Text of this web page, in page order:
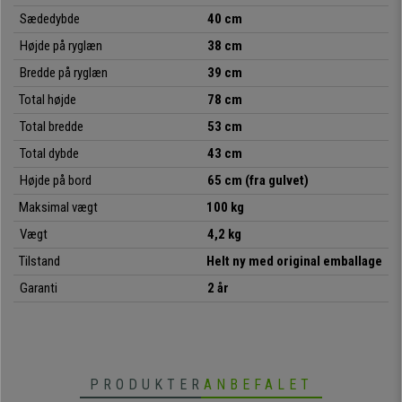
• Ideel til konferencelokaler
•Komfortabel sæde- og ryglænsstruktur
• Meget praktisk og anvendelig
Sædedybde
40 cm
Højde på ryglæn
38 cm
Bredde på ryglæn
39 cm
Total højde
78 cm
Total bredde
53 cm
Total dybde
43 cm
Højde på bord
65 cm (fra gulvet)
Maksimal vægt
100 kg
Vægt
4,2 kg
Tilstand
Helt ny med original emballage
Garanti
2 år
PRODUKTER ANBEFALET